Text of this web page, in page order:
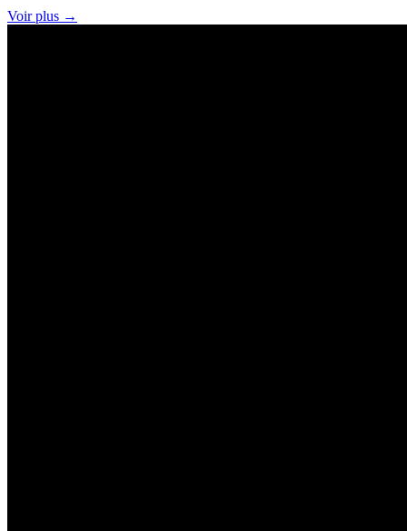
Voir plus →